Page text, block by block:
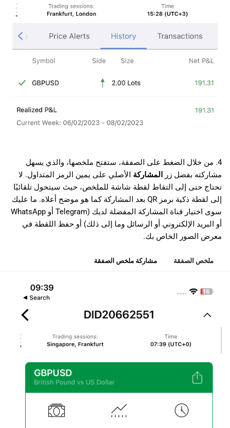
4. من خلال الضغط على الصفقة، ستفتح ملخصها، والذي يسهل
مشاركته بفضل زر
المشاركة الأصلي على يمين الرمز المتداول. لا
تحتاج حتى إلى التقاط لقطة شاشة للملخص، حيث سيتحول تلقائيًا
إلى لقطة ذكية برمز QR بعد المشاركة كما هو موضح أعلاه. ما عليك
سوى اختيار قناة المشاركة المفضلة لديك (Telegram أو WhatsApp
أو البريد الإلكتروني أو الرسائل وما إلى ذلك) أو حفظ اللقطة في
معرض الصور الخاص بك.
ملخص الصفقة مشاركة ملخص الصفقة